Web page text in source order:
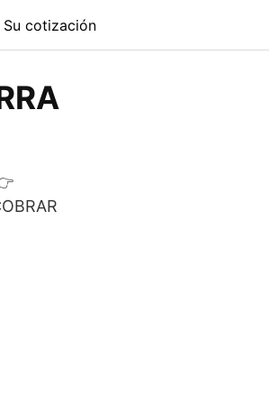
Su cotización